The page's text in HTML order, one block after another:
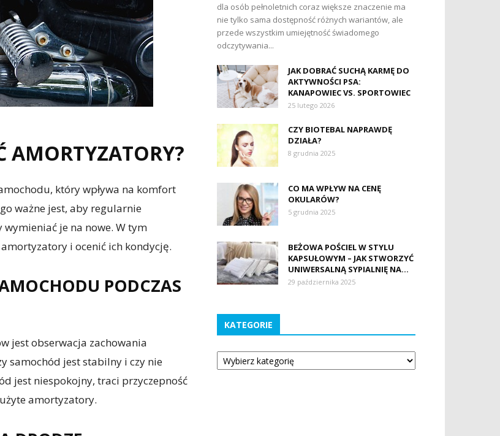
AMORTYZATORY?
który wpływa na komfort
ważne jest, aby regularnie
je na nowe. W tym
i ocenić ich kondycję.
PODCZAS
jest obserwacja zachowania
samochód jest stabilny i czy nie
jest niespokojny, traci przyczepność
amortyzatory.
dla osób pełnoletnich coraz większe znaczenie ma
nie tylko sama dostępność różnych wariantów, ale
przede wszystkim umiejętność świadomego
odczytywania...
JAK DOBRAĆ SUCHĄ KARMĘ DO
AKTYWNOŚCI PSA:
KANAPOWIEC VS. SPORTOWIEC
25 lutego 2026
CZY BIOTEBAL NAPRAWDĘ
DZIAŁA?
8 grudnia 2025
CO MA WPŁYW NA CENĘ
OKULARÓW?
5 grudnia 2025
BEŻOWA POŚCIEL W STYLU
KAPSUŁOWYM – JAK STWORZYĆ
UNIWERSALNĄ SYPIALNIĘ NA...
29 października 2025
KATEGORIE
Kategorie